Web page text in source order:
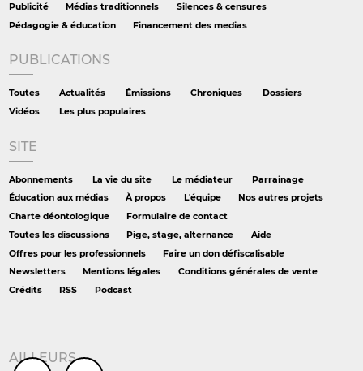
Publicité
Médias traditionnels
Silences & censures
Pédagogie & éducation
Financement des medias
PUBLICATIONS
Toutes Actualités Émissions Chroniques
Dossiers
Vidéos
Les plus populaires
SITE
Abonnements La vie du site Le médiateur
Parrainage
Éducation aux médias
À propos L'équipe
Nos autres projets
Charte déontologique
Formulaire de contact
Toutes les discussions
Pige, stage, alternance
Aide
Offres pour les professionnels
Faire un don défiscalisable
Newsletters
Mentions légales
Conditions générales de vente
Crédits
RSS Podcast
AILLEURS